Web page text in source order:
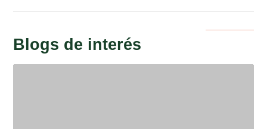
Blogs de interés